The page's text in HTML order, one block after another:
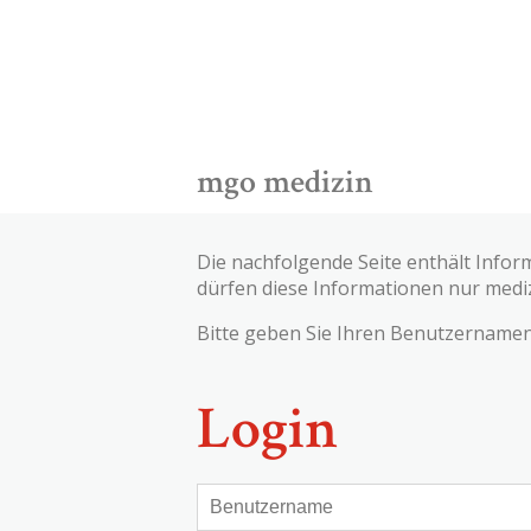
mgo medizin
Die nachfolgende Seite enthält
dürfen diese Informationen nur
Bitte geben Sie Ihren
Login